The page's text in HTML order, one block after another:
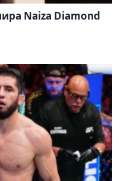
Naiza Diamond